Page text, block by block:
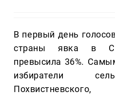
В первый день
страны явка в
превысила 36%.
избиратели
Похвистневского,